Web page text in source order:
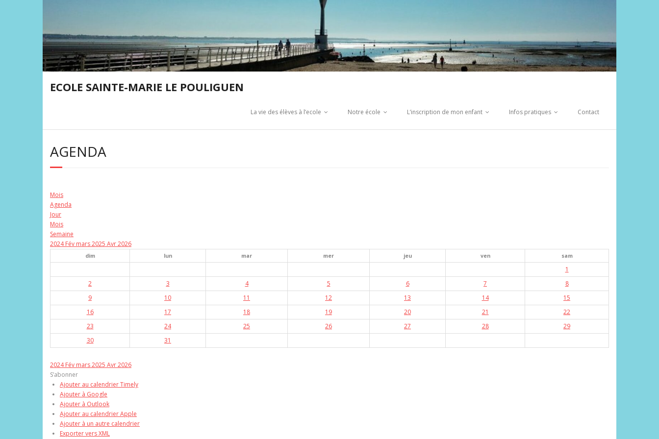
ECOLE SAINTE-MARIE LE POULIGUEN
La vie des élèves à l’ecole Notre école L’inscription de mon enfant Infos pratiques Contact
AGENDA
Mois
Agenda
Jour
Mois
Semaine
2024Fév mars 2025 Avr2026
dim lun mar mer jeu ven sam
1
2
3 4 5 6 7
8
9
10 11 12 13 14
15
16
17 18 19 20 21
22
23
24 25 26 27 28
29
30
31
2024Fév mars 2025 Avr2026
S’abonner
Ajouter au calendrier Timely
Ajouter à Google
Ajouter à Outlook
Ajouter au calendrier Apple
Ajouter à un autre calendrier
Exporter vers XML